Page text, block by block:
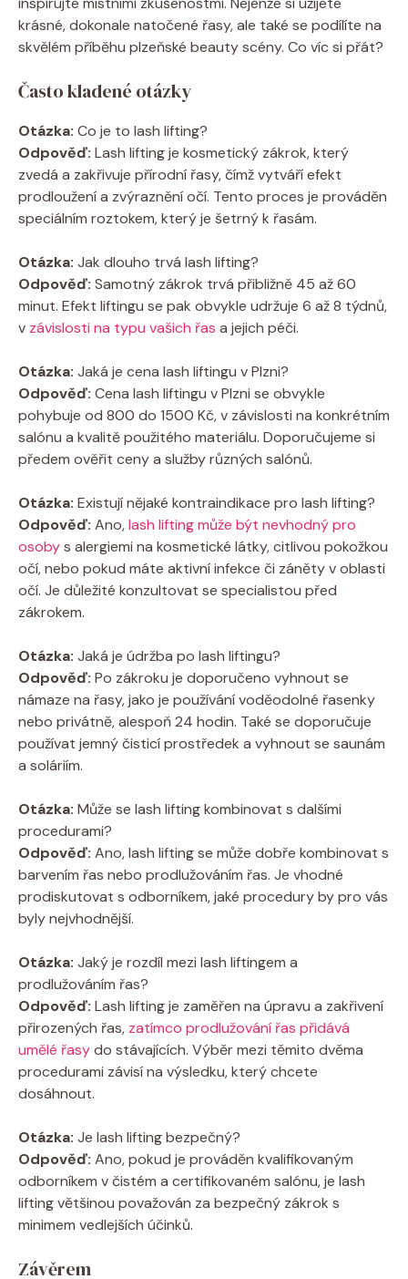
krásné, dokonale natočené řasy, ale také se podílíte na
skvělém příběhu plzeňské beauty scény. Co víc si přát?
Často kladené otázky
Otázka: Co je to lash lifting?
Odpověď: Lash lifting je kosmetický zákrok, který
zvedá a zakřivuje přírodní řasy, čímž vytváří efekt
prodloužení a zvýraznění očí. Tento proces je prováděn
speciálním roztokem, který je šetrný k řasám.
Otázka: Jak dlouho trvá lash lifting?
Odpověď: Samotný zákrok trvá přibližně 45 až 60
minut. Efekt liftingu se pak obvykle udržuje 6 až 8 týdnů,
v závislosti na typu vašich řas a jejich péči.
Otázka: Jaká je cena lash liftingu v Plzni?
Odpověď: Cena lash liftingu v Plzni se obvykle
pohybuje od 800 do 1500 Kč, v závislosti na konkrétním
salónu a kvalitě použitého materiálu. Doporučujeme si
předem ověřit ceny a služby různých salónů.
Otázka: Existují nějaké kontraindikace pro lash lifting?
Odpověď: Ano,lash lifting může být nevhodný pro
osobys alergiemi na kosmetické látky, citlivou pokožkou
očí, nebo pokud máte aktivní infekce či záněty v oblasti
očí. Je důležité konzultovat se specialistou před
zákrokem.
Otázka: Jaká je údržba po lash liftingu?
Odpověď: Po zákroku je doporučeno vyhnout se
námaze na řasy, jako je používání voděodolné řasenky
nebo privátně, alespoň 24 hodin. Také se doporučuje
používat jemný čisticí prostředek a vyhnout se saunám
a soláriím.
Otázka: Může se lash lifting kombinovat s dalšími
procedurami?
Odpověď: Ano, lash lifting se může dobře kombinovat s
barvením řas nebo prodlužováním řas. Je vhodné
prodiskutovat s odborníkem, jaké procedury by pro vás
byly nejvhodnější.
Otázka: Jaký je rozdíl mezi lash liftingem a
prodlužováním řas?
Odpověď: Lash lifting je zaměřen na úpravu a zakřivení
přirozených řas, zatímco prodlužování řas přidává
umělé řasydo stávajících. Výběr mezi těmito dvěma
procedurami závisí na výsledku, který chcete
dosáhnout.
Otázka: Je lash lifting bezpečný?
Odpověď: Ano, pokud je prováděn kvalifikovaným
odborníkem v čistém a certifikovaném salónu, je lash
lifting většinou považován za bezpečný zákrok s
minimem vedlejších účinků.
Závěrem